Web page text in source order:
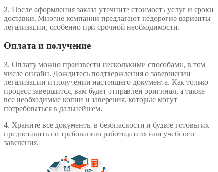
2. После оформления заказа уточните стоимость услуг и сроки
доставки. Многие компании предлагают недорогие варианты
легализации, особенно при срочной необходимости.
Оплата и получение
3. Оплату можно произвести несколькими способами, в том
числе онлайн. Дождитесь подтверждения о завершении
легализации и получении настоящего документа. Как только
процесс завершится, вам будет отправлен оригинал, а также
все необходимые копии и заверения, которые могут
потребоваться в дальнейшем.
4. Храните все документы в безопасности и будьте готовы их
предоставить по требованию работодателя или учебного
заведения.